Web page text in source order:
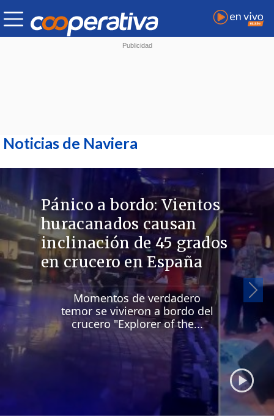
Noticias de Naviera
Pánico a bordo: Vientos
huracanados causan
inclinación de 45 grados
en crucero en España
Momentos de verdadero
temor se vivieron a bordo del
crucero "Explorer of the...